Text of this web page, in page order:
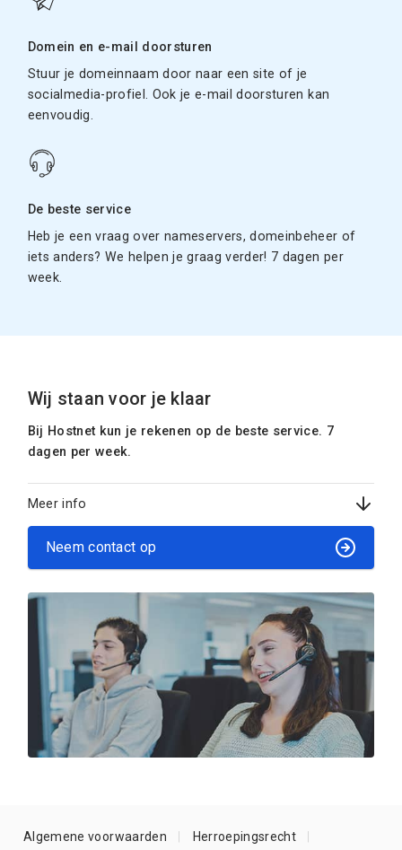
Domein en e-mail doorsturen
Stuur je domeinnaam door naar een site of je
socialmedia-profiel. Ook je e-mail doorsturen kan
eenvoudig.
De beste service
Heb je een vraag over nameservers, domeinbeheer of
iets anders? We helpen je graag verder! 7 dagen per
week.
Wij staan voor je klaar
Bij Hostnet kun je rekenen op de beste service. 7
dagen per week.
Meer info
Neem contact op
Algemene voorwaarden Herroepingsrecht